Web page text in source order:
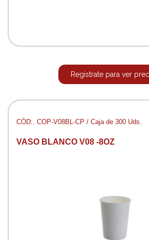
Regístrate para ver
CÓD:. COP-V08BL-CP / Caja de 300 Uds.
VASO BLANCO V08 -8OZ